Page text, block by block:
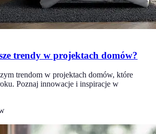
trendy w projektach domów?
trendom w projektach domów, które
Poznaj innowacje i inspiracje w